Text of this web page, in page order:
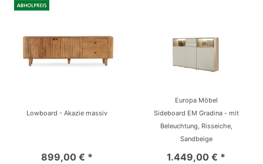
Lowboard - Akazie massiv
899,00 € *
Europa Möbel
Sideboard EM Gradina - mit
Beleuchtung, Risseiche,
Sandbeige
1.449,00 € *